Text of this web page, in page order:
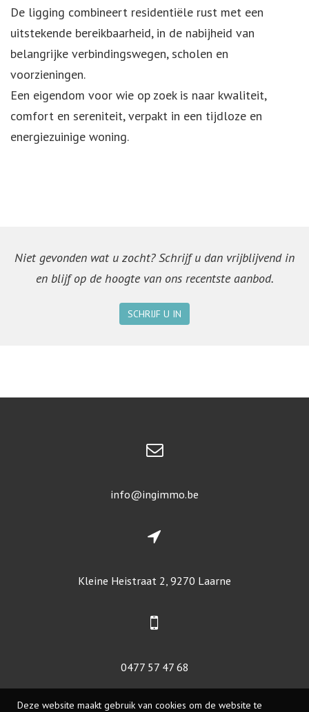
De ligging combineert residentiële rust met een
uitstekende bereikbaarheid, in de nabijheid van
belangrijke verbindingswegen, scholen en
voorzieningen.
Een eigendom voor wie op zoek is naar kwaliteit,
comfort en sereniteit, verpakt in een tijdloze en
energiezuinige woning.
Niet gevonden wat u zocht? Schrijf u dan vrijblijvend in
en blijf op de hoogte van ons recentste aanbod.
SCHRIJF U IN
info@ingimmo.be
Kleine Heistraat 2, 9270 Laarne
0477 57 47 68
Deze website maakt gebruik van cookies om de website te